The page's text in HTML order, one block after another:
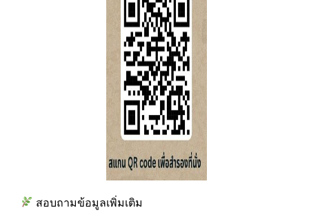
สอบถามข้อมูลเพิ่มเติม